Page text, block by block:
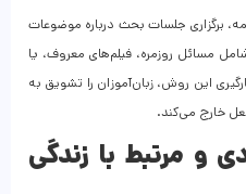
برگزاری جلسات بحث درباره موضوعات
مسائل روزمره، فیلم‌های معروف، یا
این روش، زبان‌آموزان را تشویق به
خارج می‌کند.
و مرتبط با زندگی